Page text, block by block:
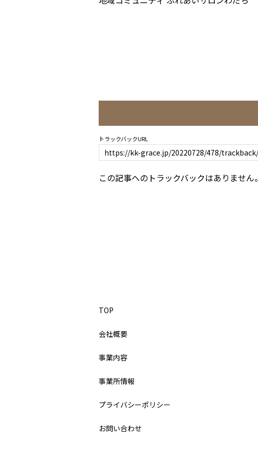
トラックバックURL
この記事へのトラックバックはありません。
TOP
会社概要
事業内容
事業所情報
プライバシーポリシー
お問い合わせ